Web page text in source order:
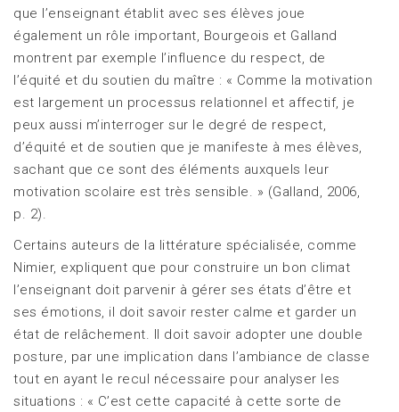
que l’enseignant établit avec ses élèves joue
également un rôle important, Bourgeois et Galland
montrent par exemple l’influence du respect, de
l’équité et du soutien du maître : « Comme la motivation
est largement un processus relationnel et affectif, je
peux aussi m’interroger sur le degré de respect,
d’équité et de soutien que je manifeste à mes élèves,
sachant que ce sont des éléments auxquels leur
motivation scolaire est très sensible. » (Galland, 2006,
p. 2).
Certains auteurs de la littérature spécialisée, comme
Nimier, expliquent que pour construire un bon climat
l’enseignant doit parvenir à gérer ses états d’être et
ses émotions, il doit savoir rester calme et garder un
état de relâchement. Il doit savoir adopter une double
posture, par une implication dans l’ambiance de classe
tout en ayant le recul nécessaire pour analyser les
situations : « C’est cette capacité à cette sorte de